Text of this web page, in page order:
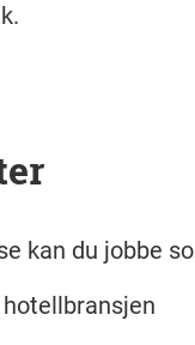
kan du jobbe